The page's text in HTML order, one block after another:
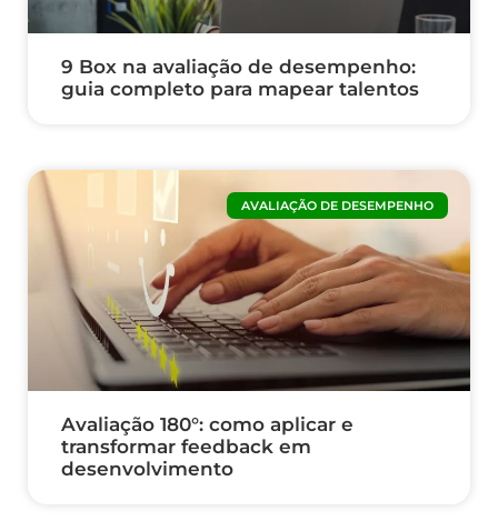
9 Box na avaliação de desempenho:
guia completo para mapear talentos
AVALIAÇÃO DE DESEMPENHO
Avaliação 180°: como aplicar e
transformar feedback em
desenvolvimento